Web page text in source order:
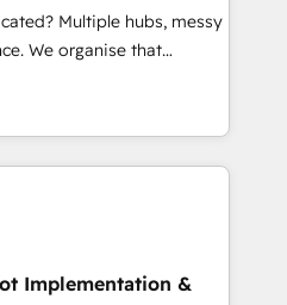
Perplexity, Gemini and
Award - Platform
Impact Award -
Multiple hubs, messy
that
can put HubSpot to work...
with: • CRM
workflows, and team
from Salesforce, Pipedrive,
ERP (and other
Implementation &